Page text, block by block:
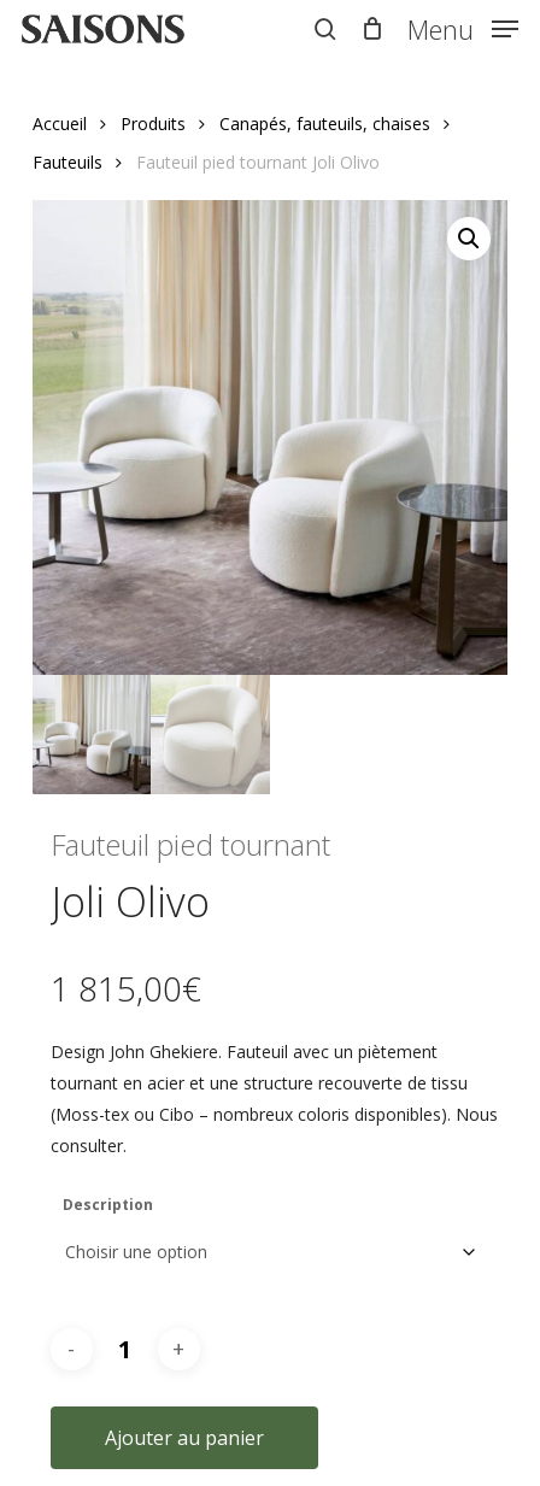
Skip
Menu
Accueil Produits
Canapés, fauteuils, chaises
Fauteuils
Fauteuil pied tournant Joli Olivo
Fauteuil pied tournant
Joli Olivo
1 815,00€
Design John Ghekiere. Fauteuil avec un piètement
tournant en acier et une structure recouverte de tissu
(Moss-tex ou Cibo – nombreux coloris disponibles). Nous
consulter.
Description
Ajouter au panier